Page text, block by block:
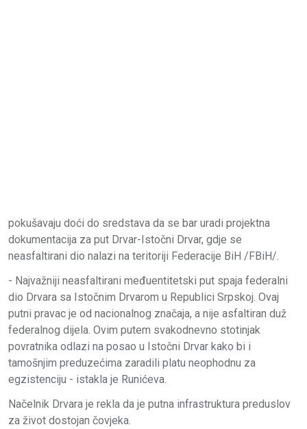
pokušavaju doći do sredstava da se bar uradi projektna
dokumentacija za put Drvar-Istočni Drvar, gdje se
neasfaltirani dio nalazi na teritoriji Federacije BiH /FBiH/.
- Najvažniji neasfaltirani međuentitetski put spaja federalni
dio Drvara sa Istočnim Drvarom u Republici Srpskoj. Ovaj
putni pravac je od nacionalnog značaja, a nije asfaltiran duž
federalnog dijela. Ovim putem svakodnevno stotinjak
povratnika odlazi na posao u Istočni Drvar kako bi i
tamošnjim preduzećima zaradili platu neophodnu za
egzistenciju - istakla je Runićeva.
Načelnik Drvara je rekla da je putna infrastruktura preduslov
za život dostojan čovjeka.